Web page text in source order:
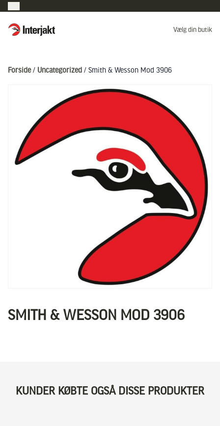
Interjakt DK Vælg din butik
Forside/ Uncategorized / Smith & Wesson Mod 3906
SMITH & WESSON MOD 3906
KUNDER KØBTE OGSÅ DISSE PRODUKTER